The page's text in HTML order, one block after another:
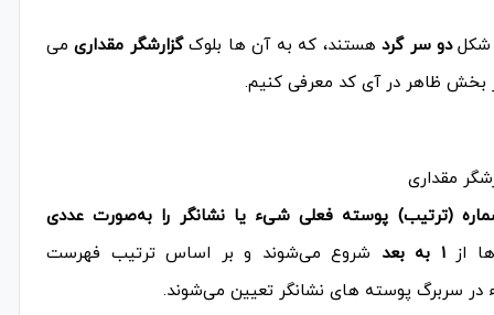
شکلدو سر گرد هستند، که به آن ها بلوکگزارشگر مقداری می
بخش ظاهر در آی کد معرفی کنیم.
مقداری
(ترتیب) پوسته فعلی شیء یا نشانگر را به‌صورت عددی
از۱ به بعد
شروع می‌شوند و بر اساس ترتیب فهرست
سربرگ پوسته های نشانگر تعیین می‌شوند.